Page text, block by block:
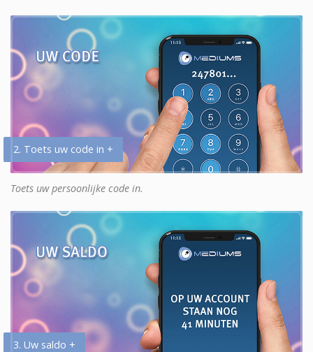
2. Toets uw code in +
Toets uw persoonlijke code in.
3. Uw saldo +